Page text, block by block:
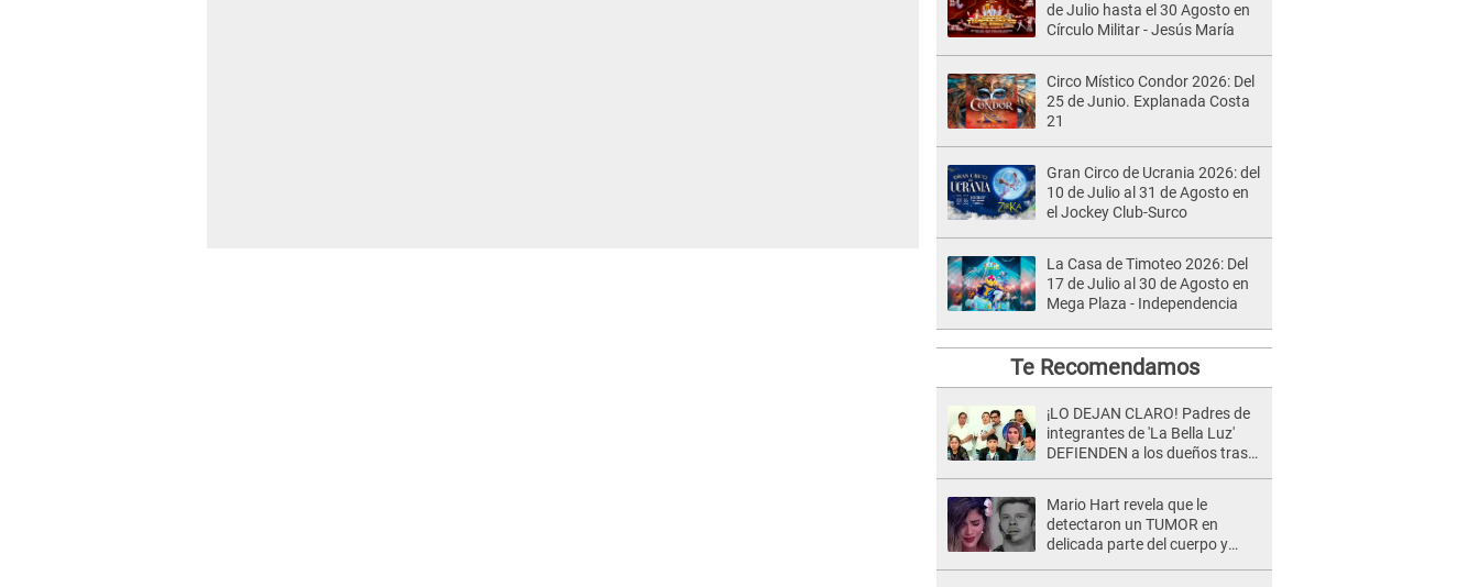
de Julio hasta el 30 Agosto en
Círculo Militar - Jesús María
Circo Místico Condor 2026: Del
25 de Junio. Explanada Costa
21
Gran Circo de Ucrania 2026: del
10 de Julio al 31 de Agosto en
el Jockey Club-Surco
La Casa de Timoteo 2026: Del
17 de Julio al 30 de Agosto en
Mega Plaza - Independencia
Te Recomendamos
¡LO DEJAN CLARO! Padres de
integrantes de 'La Bella Luz'
DEFIENDEN a los dueños tras
Mario Hart revela que le
detectaron un TUMOR en
delicada parte del cuerpo y